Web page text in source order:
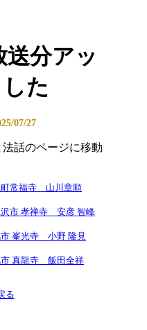
分アッ
た
07/27
話のページに移動
常福寺 山川章順
市 孝禅寺 安彦 智峰
峯光寺 小野 隆見
真龍寺 飯田全祥